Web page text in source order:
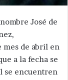
José de
mes de abril en
a la fecha se
se encuentren